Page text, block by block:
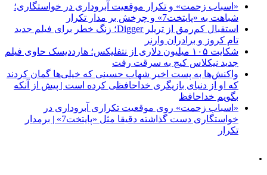
«اسباب زحمت» و تکرار موقعیت آبروداری در خواستگاری؛
شباهت به «پایتخت7» و چرخش بر مدار تکرار
استقبال کم‌رمق از تریلر Digger؛ زنگ خطر برای فیلم جدید
تام کروز و برادران وارنر
شکایت ۱۰۵ میلیون دلاری از نتفلیکس؛ هارددیسک حاوی فیلم
جدید نیکلاس کیج به سرقت رفت
واکنش‌ها به پست اخیر شهاب حسینی که خیلی‌ها گمان کردند
که او از دنیای بازیگری خداحافظی کرده است | پیش از آنکه
بگویم خداحافظ
«اسباب زحمت» روی موقعیت تکراری آبروداری در
خواستگاری دست گذاشته دقیقا مثل «پایتخت7» | برمدار
تکرار
.